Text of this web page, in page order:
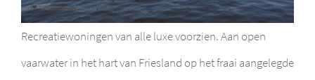
Recreatiewoningen van alle luxe voorzien. Aan open
vaarwater in het hart van Friesland op het fraai aangelegde